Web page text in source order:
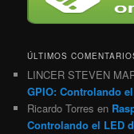
ÚLTIMOS
LINCER STEVEN
GPIO: Controlando
Ricardo Torres en
Controlando el LED